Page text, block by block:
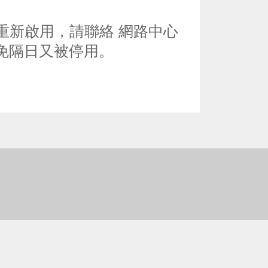
新啟用，請聯絡 網路中心
日又被停用。